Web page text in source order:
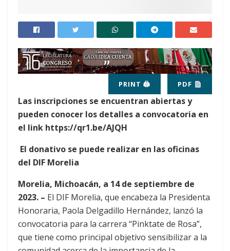
PRINT 🖨 PDF
Las inscripciones se encuentran abiertas y
pueden conocer los detalles a convocatoria en
el link https://qr1.be/AJQH
El donativo se puede realizar en las oficinas
del DIF Morelia
Morelia, Michoacán, a 14 de septiembre de
2023. – El DIF Morelia, que encabeza la Presidenta
Honoraria, Paola Delgadillo Hernández, lanzó la
convocatoria para la carrera “Pinktate de Rosa”,
que tiene como principal objetivo sensibilizar a la